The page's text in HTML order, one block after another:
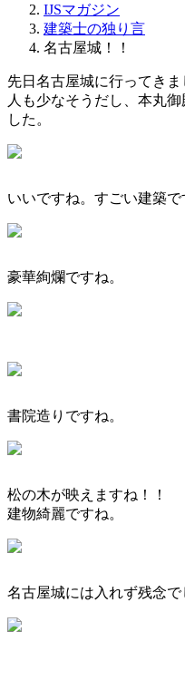
IJSマガジン
建築士の独り言
名古屋城！！
先日名古屋城に行ってきま
人も少なそうだし、本丸
した。
いいですね。すごい建築で
豪華絢爛ですね。
書院造りですね。
松の木が映えますね！！
建物綺麗ですね。
名古屋城には入れず残念で